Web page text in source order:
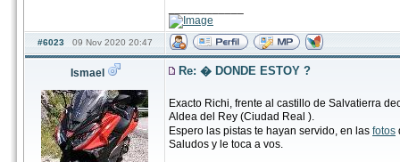
#6023 09 Nov 2020 20:47
Ismael Re: � DONDE ESTOY ?
Exacto Richi, frente al castillo de Salvatierra
Aldea del Rey (Ciudad Real ).
Espero las pistas te hayan servido, en las fotos
Saludos y le toca a vos.